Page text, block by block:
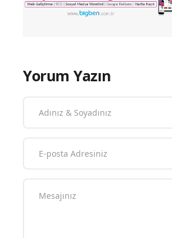
Yorum Yazın